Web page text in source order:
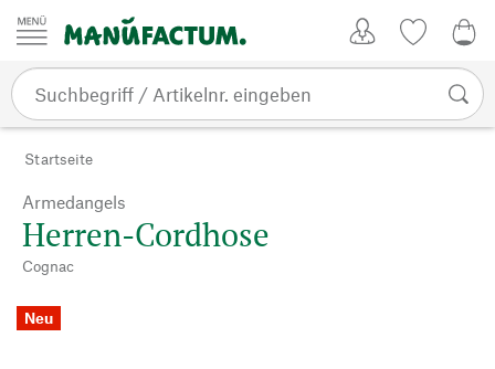
Zum Inhalt springen
Startseite
Armedangels
Herren-Cordhose
Cognac
Neu